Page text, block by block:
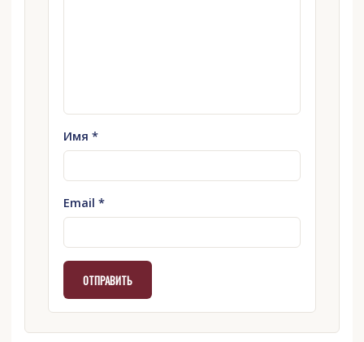
Имя *
Email *